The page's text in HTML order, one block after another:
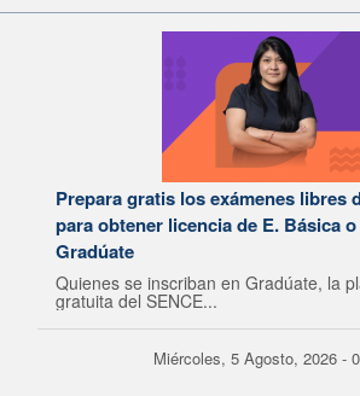
Prepara gratis los exámenes libres
para obtener licencia de E. Básica
Gradúate
Quienes se inscriban en Gradúate, la
gratuita del SENCE...
Miércoles, 5 Agosto, 2026 -